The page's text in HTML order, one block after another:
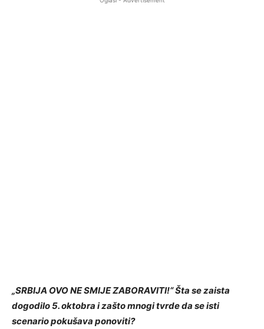
„SRBIJA OVO NE SMIJE ZABORAVITI!“ Šta se zaista
dogodilo 5. oktobra i zašto mnogi tvrde da se isti
scenario pokušava ponoviti?